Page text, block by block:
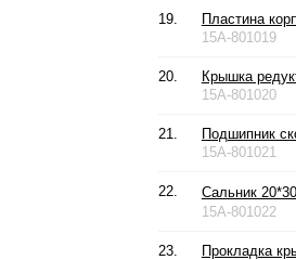
19.
Пластина
15A-801019
20.
Крышка
15A-801020
21.
Подшипник
15A-801021
22.
Сальник
15A-801022
23.
Прокладка